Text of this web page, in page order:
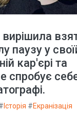
паузу у
кар'єрі та
спробує
Історія #Екранізація